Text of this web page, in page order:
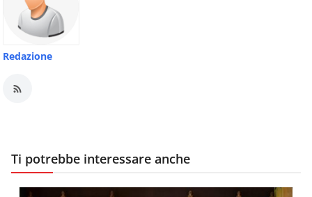
Redazione
Ti potrebbe interessare anche